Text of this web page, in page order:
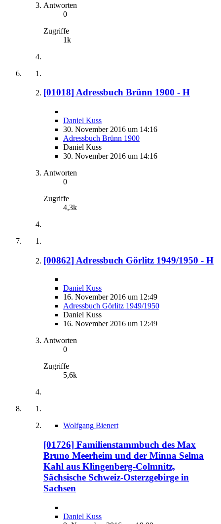
Antworten
0
Zugriffe
1k
[01018] Adressbuch Brünn 1900 - H
Daniel Kuss
30. November 2016 um 14:16
Adressbuch Brünn 1900
Daniel Kuss
30. November 2016 um 14:16
Antworten
0
Zugriffe
4,3k
[00862] Adressbuch Görlitz 1949/1950 - H
Daniel Kuss
16. November 2016 um 12:49
Adressbuch Görlitz 1949/1950
Daniel Kuss
16. November 2016 um 12:49
Antworten
0
Zugriffe
5,6k
Wolfgang Bienert
[01726] Familienstammbuch des Max
Bruno Meerheim und der Minna Selma
Kahl aus Klingenberg-Colmnitz,
Sächsische Schweiz-Osterzgebirge in
Sachsen
Daniel Kuss